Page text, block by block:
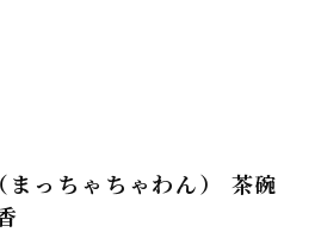
っちゃちゃわん） 茶碗